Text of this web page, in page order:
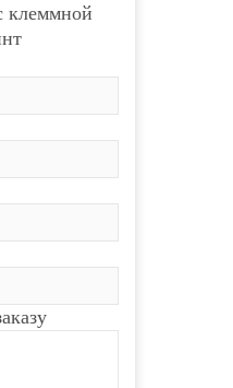
клеммной